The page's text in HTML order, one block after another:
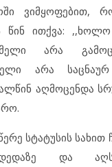
ვიმყოფებით,
წინ ითქვა:
არა
არა
აღმოცენდა
სტატუსის სახით
და